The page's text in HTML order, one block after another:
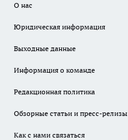
О нас
Юридическая информация
Выходные данные
Информация о команде
Редакционная политика
Обзорные статьи и пресс-релизы
Как с нами связаться